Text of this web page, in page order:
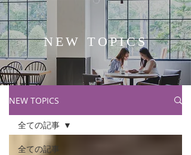
NEW TOPICS
NEW TOPICS
全ての記事
全ての記事